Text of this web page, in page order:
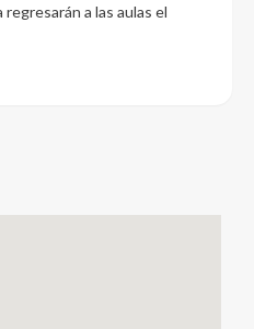
a las aulas el